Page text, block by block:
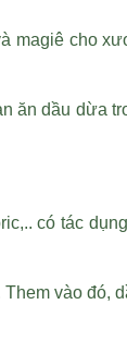
cho
ăn dầu dừa
có tác
vào đó,